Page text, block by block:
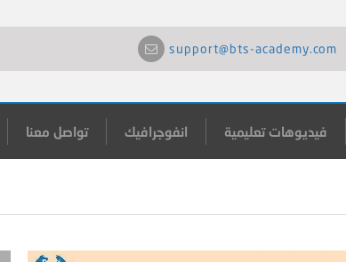
support@bts-academy.com
فيديوهات تعليمية انفوجرافيك تواصل معنا